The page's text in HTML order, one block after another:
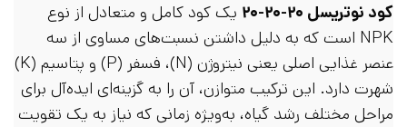
کود نوتریسل ۲۰-۲۰-۲۰
یک کود کامل و متعادل از نوع
NPK است که به دلیل داشتن نسبت‌های مساوی از سه
عنصر غذایی اصلی یعنی نیتروژن (N)، فسفر (P) و پتاسیم (K)
شهرت دارد. این ترکیب متوازن، آن را به گزینه‌ای ایده‌آل برای
مراحل مختلف رشد گیاه، به‌ویژه زمانی که نیاز به یک تقویت